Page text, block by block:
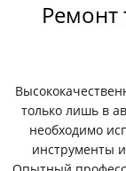
Ремонт
только лишь в
необходимо
инструменты